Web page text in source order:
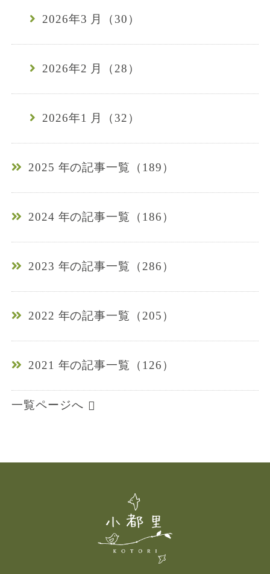
2026年3 月（30）
2026年2 月（28）
2026年1 月（32）
2025 年の記事一覧（189）
2024 年の記事一覧（186）
2023 年の記事一覧（286）
2022 年の記事一覧（205）
2021 年の記事一覧（126）
一覧ページへ